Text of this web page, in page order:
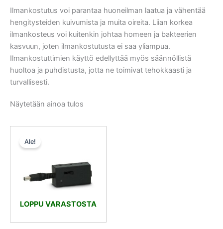
Ilmankostutus voi parantaa huoneilman laatua ja vähentää
hengitysteiden kuivumista ja muita oireita. Liian korkea
ilmankosteus voi kuitenkin johtaa homeen ja bakteerien
kasvuun, joten ilmankostutusta ei saa yliampua.
Ilmankostuttimien käyttö edellyttää myös säännöllistä
huoltoa ja puhdistusta, jotta ne toimivat tehokkaasti ja
turvallisesti.
Näytetään ainoa tulos
LOPPU VARASTOSTA
Ale!